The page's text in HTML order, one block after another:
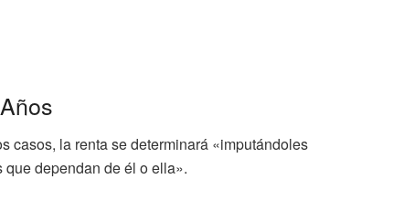
casos, la renta se determinará «imputándoles
dependan de él o ella».